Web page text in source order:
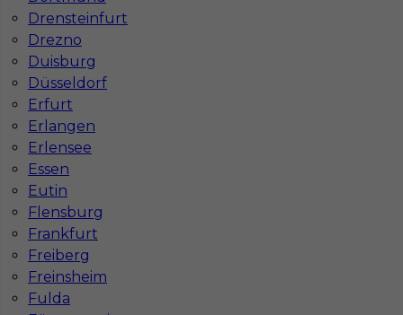
Drensteinfurt
Drezno
Duisburg
Düsseldorf
Erfurt
Erlangen
Erlensee
Essen
Eutin
Flensburg
Frankfurt
Freiberg
Freinsheim
Fulda
Jak znaleźć pracę za granicą?
Czy praca Niemcy na budowie nadal się
opłaca przy obecnych kosztach życia?
Gdzie do pracy za granicę?